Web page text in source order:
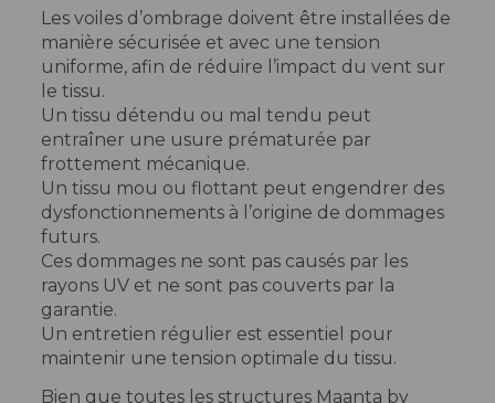
Les voiles d’ombrage doivent être installées de
manière sécurisée et avec une tension
uniforme, afin de réduire l’impact du vent sur
le tissu.
Un tissu détendu ou mal tendu peut
entraîner une usure prématurée par
frottement mécanique.
Un tissu mou ou flottant peut engendrer des
dysfonctionnements à l’origine de dommages
futurs.
Ces dommages ne sont pas causés par les
rayons UV et ne sont pas couverts par la
garantie.
Un entretien régulier est essentiel pour
maintenir une tension optimale du tissu.
Bien que toutes les structures Maanta by